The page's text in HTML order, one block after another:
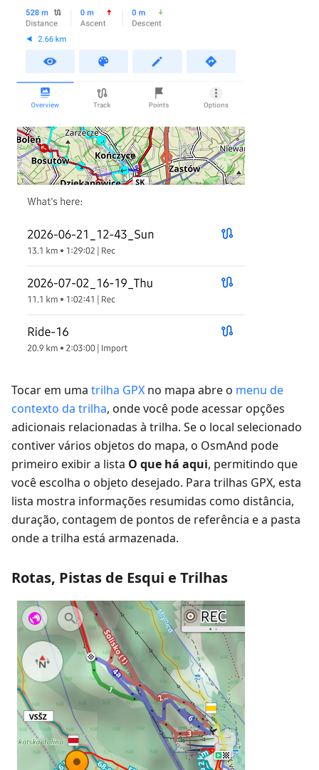
Tocar em uma trilha GPX no mapa abre o menu de
contexto da trilha, onde você pode acessar opções
adicionais relacionadas à trilha. Se o local selecionado
contiver vários objetos do mapa, o OsmAnd pode
primeiro exibir a lista O que há aqui, permitindo que
você escolha o objeto desejado. Para trilhas GPX, esta
lista mostra informações resumidas como distância,
duração, contagem de pontos de referência e a pasta
onde a trilha está armazenada.
Rotas, Pistas de Esqui e Trilhas